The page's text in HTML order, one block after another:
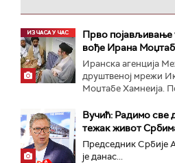
Прво појављивање
вође Ирана
Иранска агенција
друштвеној мрежи
Моџтабе Хамнеија.
Вучић: Радимо све
тежак живот
Председник Србије
је данас...